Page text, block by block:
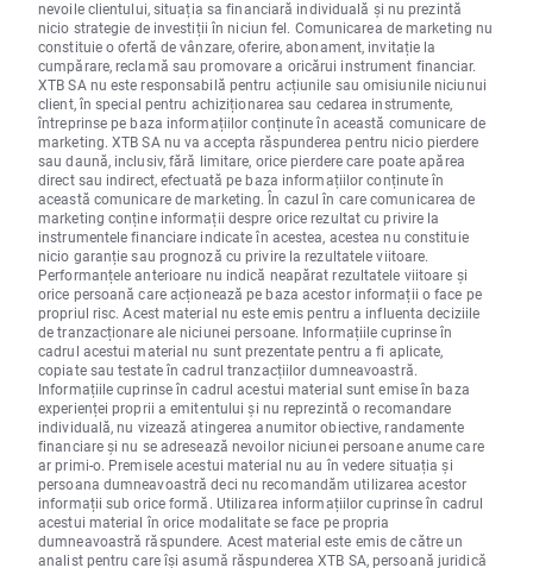
nevoile clientului, situația sa financiară individuală și nu prezintă
nicio strategie de investiții în niciun fel. Comunicarea de marketing nu
constituie o ofertă de vânzare, oferire, abonament, invitație la
cumpărare, reclamă sau promovare a oricărui instrument financiar.
XTB SA nu este responsabilă pentru acțiunile sau omisiunile niciunui
client, în special pentru achiziționarea sau cedarea instrumente,
întreprinse pe baza informațiilor conținute în această comunicare de
marketing. XTB SA nu va accepta răspunderea pentru nicio pierdere
sau daună, inclusiv, fără limitare, orice pierdere care poate apărea
direct sau indirect, efectuată pe baza informațiilor conținute în
această comunicare de marketing. În cazul în care comunicarea de
marketing conține informații despre orice rezultat cu privire la
instrumentele financiare indicate în acestea, acestea nu constituie
nicio garanție sau prognoză cu privire la rezultatele viitoare.
Performanțele anterioare nu indică neapărat rezultatele viitoare și
orice persoană care acționează pe baza acestor informații o face pe
propriul risc. Acest material nu este emis pentru a influenta deciziile
de tranzacționare ale niciunei persoane. Informațiile cuprinse în
cadrul acestui material nu sunt prezentate pentru a fi aplicate,
copiate sau testate în cadrul tranzacțiilor dumneavoastră.
Informațiile cuprinse în cadrul acestui material sunt emise în baza
experienței proprii a emitentului și nu reprezintă o recomandare
individuală, nu vizează atingerea anumitor obiective, randamente
financiare și nu se adresează nevoilor niciunei persoane anume care
ar primi-o. Premisele acestui material nu au în vedere situația și
persoana dumneavoastră deci nu recomandăm utilizarea acestor
informații sub orice formă. Utilizarea informațiilor cuprinse în cadrul
acestui material în orice modalitate se face pe propria
dumneavoastră răspundere. Acest material este emis de către un
analist pentru care își asumă răspunderea XTB SA, persoană juridică